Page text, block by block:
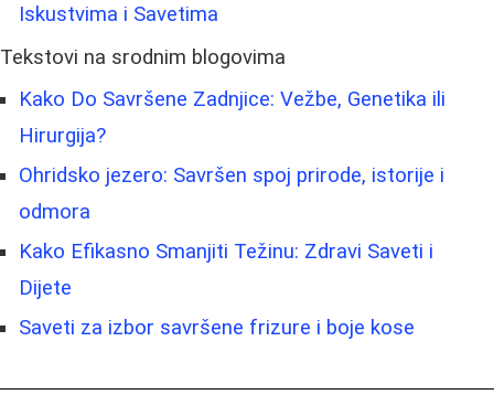
Iskustvima i Savetima
Tekstovi na srodnim blogovima
Kako Do Savršene Zadnjice: Vežbe, Genetika ili
Hirurgija?
Ohridsko jezero: Savršen spoj prirode, istorije i
odmora
Kako Efikasno Smanjiti Težinu: Zdravi Saveti i
Dijete
Saveti za izbor savršene frizure i boje kose